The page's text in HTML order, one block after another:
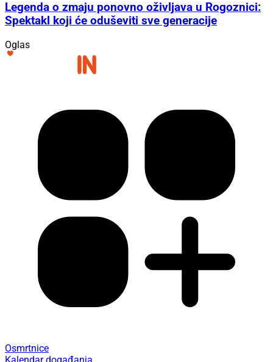
Legenda o zmaju ponovno oživljava u Rogoznici:
Spektakl koji će oduševiti sve generacije
Oglas
Osmrtnice